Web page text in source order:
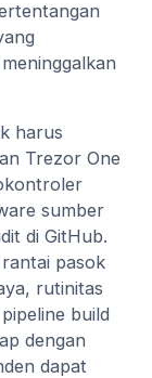
harus
Trezor One
sumber
di GitHub.
pasok
rutinitas
build
dengan
dapat